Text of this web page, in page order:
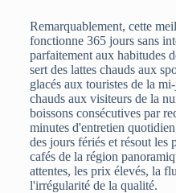
Remarquablement, cette
fonctionne 365 jours sans
parfaitement aux habitudes
sert des lattes chauds aux
glacés aux touristes de la
chauds aux visiteurs de la
boissons consécutives par
minutes d'entretien
des jours fériés et résout les
cafés de la région
attentes, les prix élevés, la
l'irrégularité de la qualité.